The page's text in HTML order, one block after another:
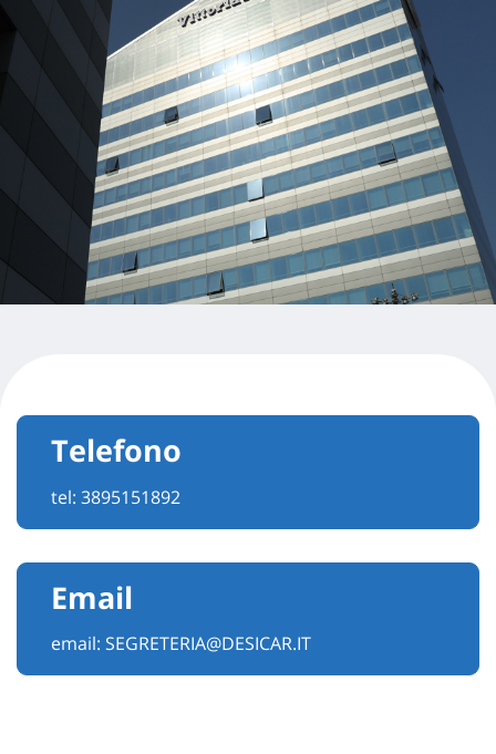
Telefono
tel: 3895151892
Email
email: SEGRETERIA@DESICAR.IT